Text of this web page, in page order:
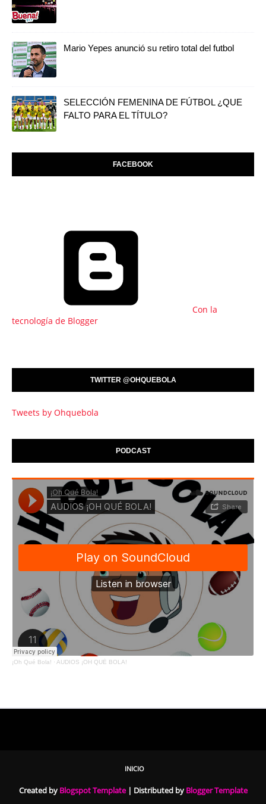
Mario Yepes anunció su retiro total del futbol
SELECCIÓN FEMENINA DE FÚTBOL ¿QUE
FALTO PARA EL TÍTULO?
FACEBOOK
Con la
tecnología de Blogger
TWITTER @OHQUEBOLA
Tweets by Ohquebola
PODCAST
¡Oh Qué Bola! · AUDIOS ¡OH QUÉ BOLA!
INICIO
Created by Blogspot Template| Distributed by Blogger Template